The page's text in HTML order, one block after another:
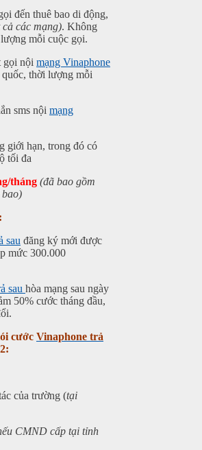
đến thuê bao di động,
cả các mạng). Không
mỗi cuộc gọi.
gọi nội mạng Vinaphone
thời lượng mỗi
sms nội mạng
giới hạn, trong đó có
tối đa
tháng (đã bao gồm
bao)
sau đăng ký mới được
mức 300.000
sau hòa mạng sau ngày
50% cước tháng đầu,
cước Vinaphone trả
của trường (tại
CMND cấp tại tỉnh